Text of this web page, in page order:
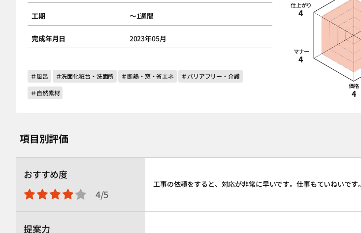
工期 ～1週間
完成年月日 2023年05月
＃風呂 ＃洗面化粧台・洗面所 ＃断熱・窓・省エネ
＃バリアフリー・介護
＃自然素材
価格
4
マナー
4
仕上がり
4
項目別評価
おすすめ度
4/5
工事の依頼をすると、対応が非常に早いです。仕事もていねいです。
提案力